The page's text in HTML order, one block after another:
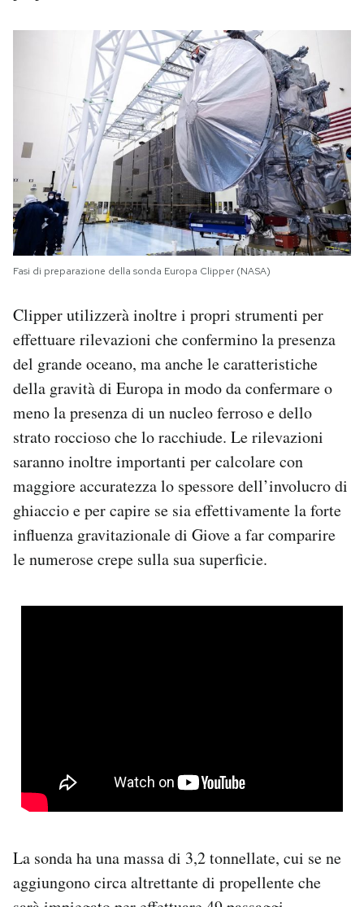
Fasi di preparazione della sonda Europa Clipper (NASA)
Clipper utilizzerà inoltre i propri strumenti per
effettuare rilevazioni che confermino la presenza
del grande oceano, ma anche le caratteristiche
della gravità di Europa in modo da confermare o
meno la presenza di un nucleo ferroso e dello
strato roccioso che lo racchiude. Le rilevazioni
saranno inoltre importanti per calcolare con
maggiore accuratezza lo spessore dell’involucro di
ghiaccio e per capire se sia effettivamente la forte
influenza gravitazionale di Giove a far comparire
le numerose crepe sulla sua superficie.
La sonda ha una massa di 3,2 tonnellate, cui se ne
aggiungono circa altrettante di propellente che